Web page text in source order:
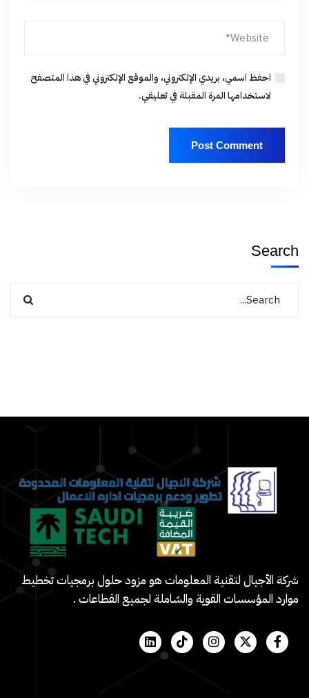
احفظ اسمي، بريدي الإلكتروني، والموقع الإلكتروني في هذا المتصفح
لاستخدامها المرة المقبلة في تعليقي.
Search
شركة الأجيال لتقنية المعلومات هو مزود حلول برمجيات تخطيط
موارد المؤسسات القوية والشاملة لجميع القطاعات .